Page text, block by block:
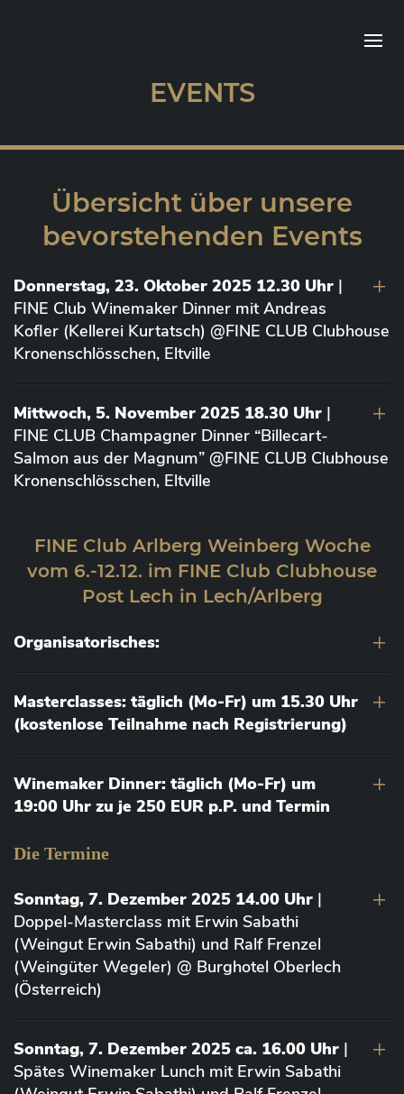
EVENTS
Übersicht über unsere
bevorstehenden Events
Donnerstag, 23. Oktober 2025 12.30 Uhr |
FINE Club Winemaker Dinner mit Andreas
Kofler (Kellerei Kurtatsch) @FINE CLUB Clubhouse
Kronenschlösschen, Eltville
Mittwoch, 5. November 2025 18.30 Uhr |
FINE CLUB Champagner Dinner “Billecart-
Salmon aus der Magnum” @FINE CLUB Clubhouse
Kronenschlösschen, Eltville
FINE Club Arlberg Weinberg Woche
vom 6.-12.12. im FINE Club Clubhouse
Post Lech in Lech/Arlberg
Organisatorisches:
Masterclasses: täglich (Mo-Fr) um 15.30 Uhr
(kostenlose Teilnahme nach Registrierung)
Winemaker Dinner: täglich (Mo-Fr) um
19:00 Uhr zu je 250 EUR p.P. und Termin
Die Termine
Sonntag, 7. Dezember 2025 14.00 Uhr |
Doppel-Masterclass mit Erwin Sabathi
(Weingut Erwin Sabathi) und Ralf Frenzel
(Weingüter Wegeler) @ Burghotel Oberlech
(Österreich)
Sonntag, 7. Dezember 2025 ca. 16.00 Uhr |
Spätes Winemaker Lunch mit Erwin Sabathi